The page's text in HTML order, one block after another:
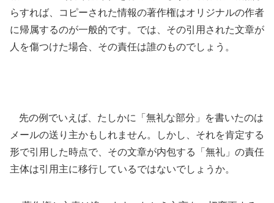
らすれば、コピーされた情報の著作権はオリジナルの作者
に帰属するのが一般的です。では、その引用された文章が
人を傷つけた場合、その責任は誰のものでしょう。
先の例でいえば、たしかに「無礼な部分」を書いたのは
メールの送り主かもしれません。しかし、それを肯定する
形で引用した時点で、その文章が内包する「無礼」の責任
主体は引用主に移行しているではないでしょうか。